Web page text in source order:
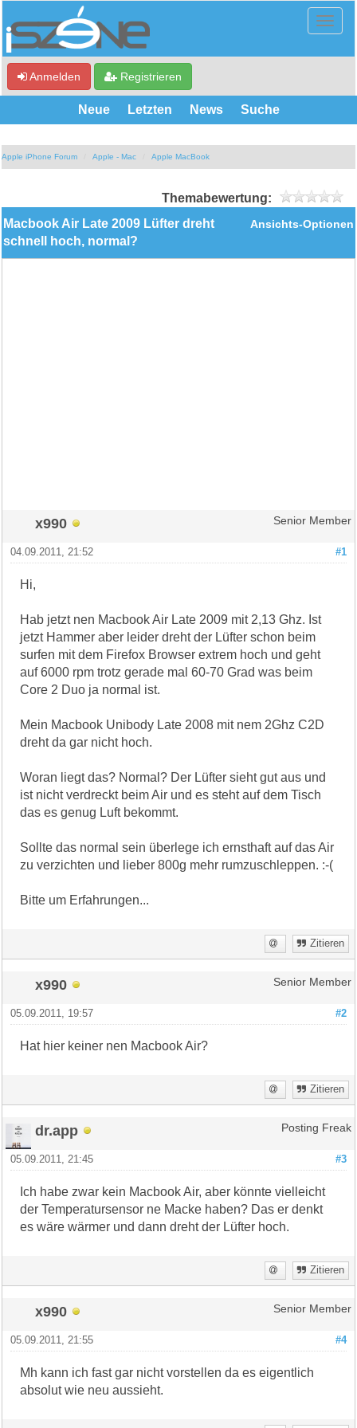
Anmelden Registrieren
Neue Letzten News Suche
Apple iPhone Forum Apple - Mac Apple MacBook
Themabewertung:
Ansichts-Optionen
Macbook Air Late 2009 Lüfter dreht
schnell hoch, normal?
x990 Senior Member
#1
04.09.2011, 21:52
Hi,
Hab jetzt nen Macbook Air Late 2009 mit 2,13 Ghz. Ist
jetzt Hammer aber leider dreht der Lüfter schon beim
surfen mit dem Firefox Browser extrem hoch und geht
auf 6000 rpm trotz gerade mal 60-70 Grad was beim
Core 2 Duo ja normal ist.
Mein Macbook Unibody Late 2008 mit nem 2Ghz C2D
dreht da gar nicht hoch.
Woran liegt das? Normal? Der Lüfter sieht gut aus und
ist nicht verdreckt beim Air und es steht auf dem Tisch
das es genug Luft bekommt.
Sollte das normal sein überlege ich ernsthaft auf das Air
zu verzichten und lieber 800g mehr rumzuschleppen. :-(
Bitte um Erfahrungen...
Zitieren
x990 Senior Member
#2
05.09.2011, 19:57
Hat hier keiner nen Macbook Air?
Zitieren
dr.app Posting Freak
#3
05.09.2011, 21:45
Ich habe zwar kein Macbook Air, aber könnte vielleicht
der Temperatursensor ne Macke haben? Das er denkt
es wäre wärmer und dann dreht der Lüfter hoch.
Zitieren
x990 Senior Member
#4
05.09.2011, 21:55
Mh kann ich fast gar nicht vorstellen da es eigentlich
absolut wie neu aussieht.